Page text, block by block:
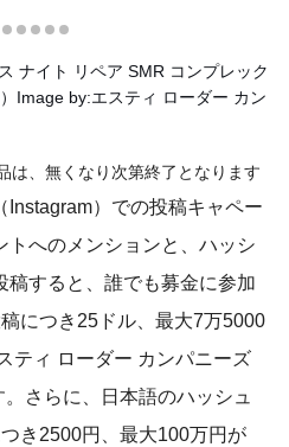
ナイト リペア SMR コンプレック
Image by:エスティ ローダー カン
は、無くなり次第終了となります
）での投稿キャペー
トへのメンションと、ハッシ
稿すると、誰でも募金に参加
につき25ドル、最大7万5000
ティ ローダー カンパニーズ
さらに、日本語のハッシュ
き2500円、最大100万円が